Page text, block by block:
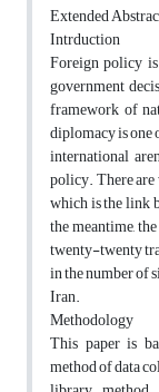
Extended
Intrduction
Foreign policy
government
framework of
diplomacy is
international
policy. There
which is the link
the meantime,
twenty-twenty
in the number of
Iran.
Methodology
This paper is
method of data